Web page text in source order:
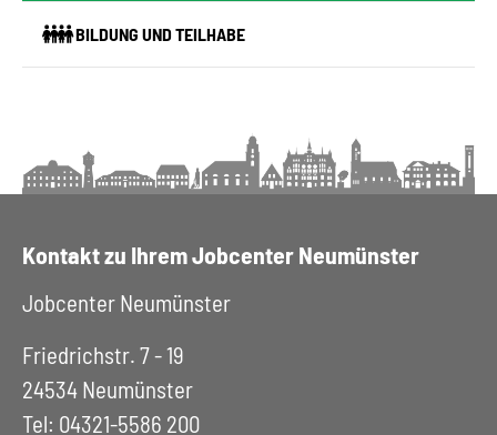
BILDUNG UND TEILHABE
Kontakt zu Ihrem Jobcenter Neumünster
Jobcenter Neumünster
Friedrichstr. 7 - 19
24534 Neumünster
Tel: 04321-5586 200